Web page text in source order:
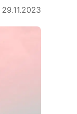
29.11.2023